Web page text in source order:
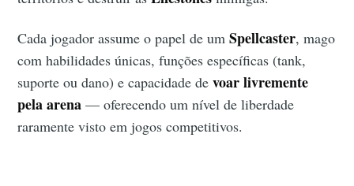
Cada jogador assume o papel de umSpellcaster, mago
com habilidades únicas, funções específicas (tank,
suporte ou dano) e capacidade devoar livremente
pela arena — oferecendo um nível de liberdade
raramente visto em jogos competitivos.